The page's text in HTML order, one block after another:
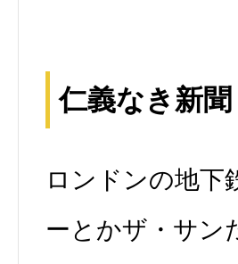
仁義なき新聞
ロンドンの地下
ーとかザ・サン